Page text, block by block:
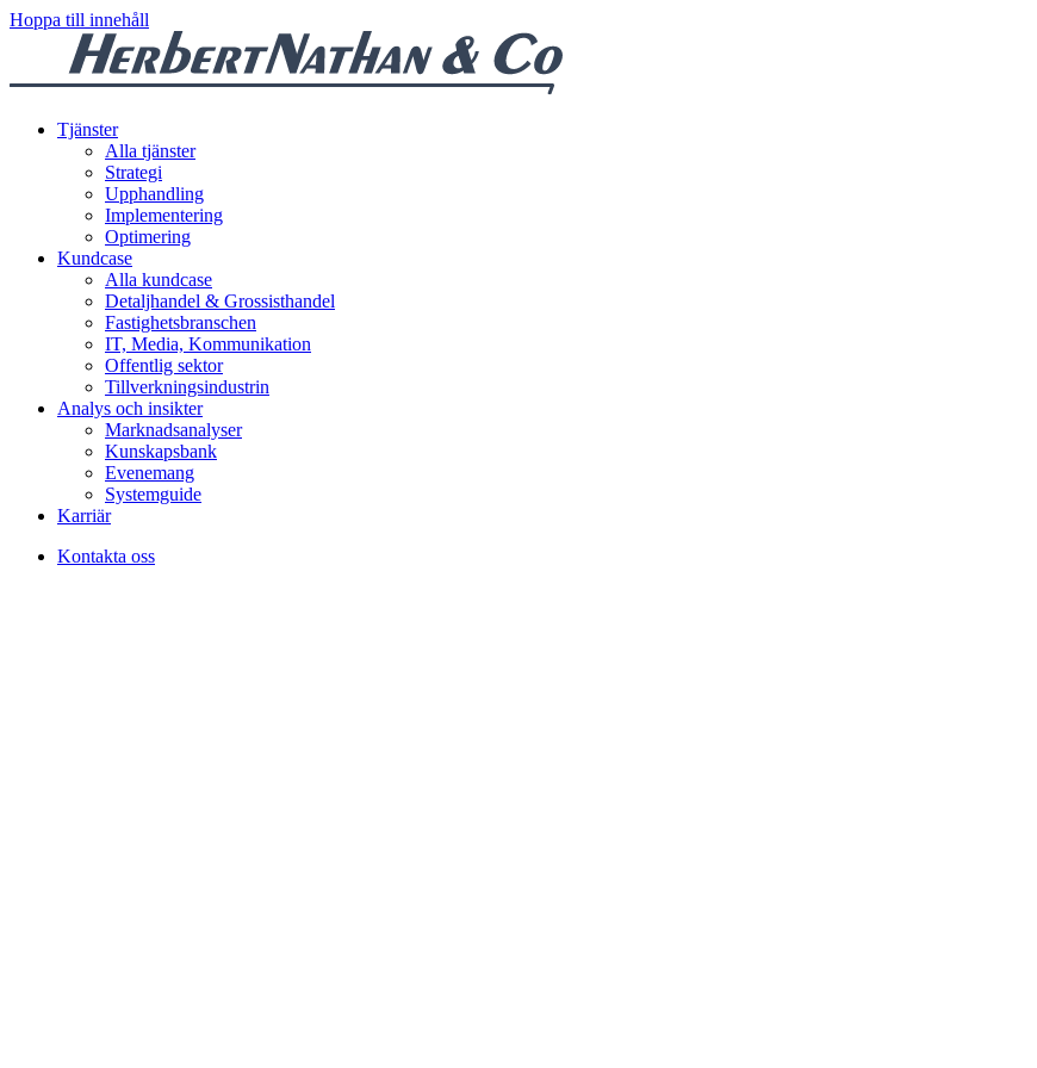
Hoppa till innehåll
Tjänster
Alla tjänster
Strategi
Upphandling
Implementering
Optimering
Kundcase
Alla kundcase
Detaljhandel & Grossisthandel
Fastighetsbranschen
IT, Media, Kommunikation
Offentlig sektor
Tillverkningsindustrin
Analys och insikter
Marknadsanalyser
Kunskapsbank
Evenemang
Systemguide
Karriär
Kontakta oss